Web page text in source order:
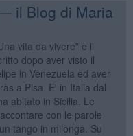
il Blog di Maria
vita da vivere” è il
dopo aver visto il
in Venezuela ed aver
a Pisa. E' in Italia dal
abitato in Sicilia. Le
con le parole
tango in milonga. Su